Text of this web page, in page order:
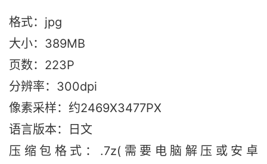
格式：jpg
大小：389MB
页数：223P
分辨率：300dpi
像素采样：约2469X3477PX
语言版本：日文
压缩包格式：.7z(需要电脑解压或安卓